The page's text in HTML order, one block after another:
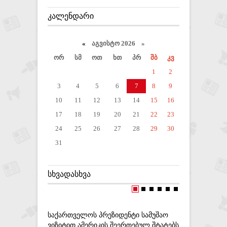
ᲙᲐᲚᲔᲜᲓᲐᲠᲘ
« აგვისტო 2026 »
ორ
სმ ოთ ხთ პრ შბ
კვ
1
2
3
4 5 6 7 8
9
10
11 12 13 14 15
16
17
18 19 20 21 22
23
24
25 26 27 28 29
30
31
ᲡᲮᲕᲐᲓᲐᲡᲮᲕᲐ
ᲡᲐᲥᲐᲠᲗᲕᲔᲚᲝᲡ ᲞᲠᲔᲖᲘᲓᲔᲜᲢᲘ ᲡᲐᲛᲣᲨᲐᲝ
ᲕᲘᲖᲘᲢᲘᲗ ᲐᲛᲔᲠᲘᲙᲘᲡ ᲨᲔᲔᲠᲗᲔᲑᲣᲚ ᲨᲢᲐᲢᲔᲑᲡ